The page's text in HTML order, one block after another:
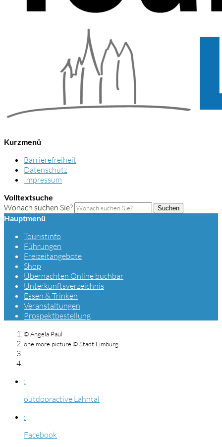
Kurzmenü
Barrierefreiheit
Datenschutz
Impressum
Volltextsuche
Wonach suchen Sie? Suchen
Hauptmenü
Touristinfo
Führungen
Freizeitangebote
Shop
Übernachten Online buchbar
Unterkunftsverzeichnis
Essen & Trinken
Veranstaltungen
Prospektbestellung
© Angela Paul
one more picture © Stadt Limburg
:
outdooractive Lahntal
:
Facebook